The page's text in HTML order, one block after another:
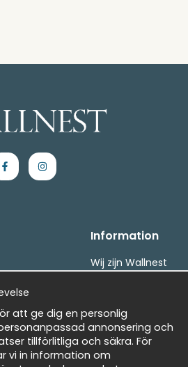
&amp; gratis
Information
Wij zijn Wallnest
att ge dig en personlig
annonsering och
tillförlitliga och säkra. För
vi in information om